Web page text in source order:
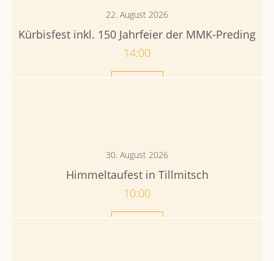
22. August 2026
Kürbisfest inkl. 150 Jahrfeier der MMK-Preding
14:00
30. August 2026
Himmeltaufest in Tillmitsch
10:00